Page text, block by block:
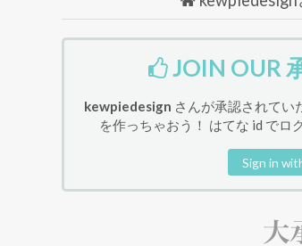
JOIN OUR
kewpiedesign さんが承認されてい
を作っちゃおう！ はてな id で
Sign in